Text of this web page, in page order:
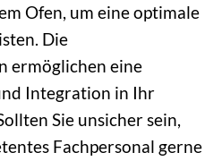
Ofen, um eine optimale
Die
ermöglichen eine
Integration in Ihr
Sie unsicher sein,
Fachpersonal gerne